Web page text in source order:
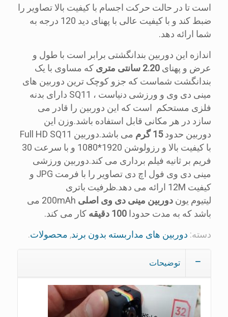
است تا در حالت حرکت اجسام با کیفیت بالا تصاویر را
ضبط کند و با کیفیت عالی با پهنای دید 120 درجه به
شما ارائه دهد.
اندازه این دوربین بندانگشتی برابر است با طول و
عرض و پهنای2.20 سانتی متری
که مساوی با یک
بندانگشت شماست که جزو کوچک ترین دوربین های
مینی دی وی و ورزشی دنیاست ، SQ11 دارای بدنه
فلزی مستحکم است که این دوربین را قادر می
سازد در هر مکانی قابل استفاده باشد.وزن این
دوربین حدود15 گرم
می باشد.دوربین Full HD SQ11
با کیفیت بالا و رزولوشن 1920*1080 و با سرعت 30
فریم بر ثانیه فیلم برداری می کند.دوربین ورزشی
مینی دی وی فول اچ دی تصاویر را با فرمت JPG و
کیفیت 12M ارائه می دهد.ظرفیت باتری
لیتیوم یوندوربین مینی دی وی اصلی
200mAh می
باشد که به مدت حدودا100 دقیقه
کار می کند.
دسته: دوربین های مداربسته بدون برند, محصولات.
توضیحات